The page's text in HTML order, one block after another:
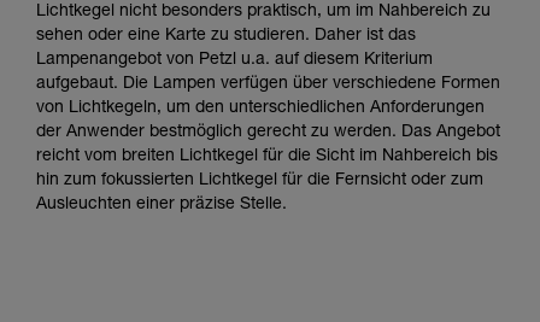
Lichtkegel nicht besonders praktisch, um im Nahbereich zu
sehen oder eine Karte zu studieren. Daher ist das
Lampenangebot von Petzl u.a. auf diesem Kriterium
aufgebaut. Die Lampen verfügen über verschiedene Formen
von Lichtkegeln, um den unterschiedlichen Anforderungen
der Anwender bestmöglich gerecht zu werden. Das Angebot
reicht vom breiten Lichtkegel für die Sicht im Nahbereich bis
hin zum fokussierten Lichtkegel für die Fernsicht oder zum
Ausleuchten einer präzise Stelle.